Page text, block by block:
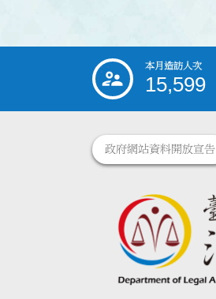
::: 本月造訪人次
15,599
政府網站資料開放宣告